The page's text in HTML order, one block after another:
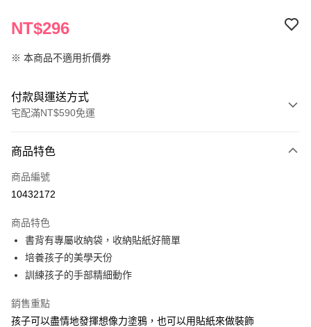
NT$296
※ 本商品不適用折價券
付款與運送方式
宅配滿NT$590免運
POYA支付
信用卡一次付款
Apple Pay
街口支付
Google Pay
商品特色
商品編號
10432172
商品特色
書背有專屬收納袋，收納貼紙好簡單
培養孩子的美學天份
訓練孩子的手部精細動作
銷售重點
孩子可以盡情地發揮想像力塗鴉，也可以用貼紙來做裝飾